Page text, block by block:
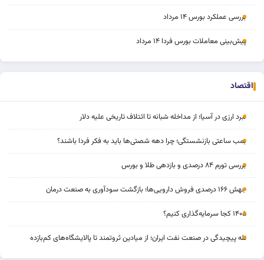
بررسی عملکرد بورس ۱۴ مرداد
پیش‌بینی معاملات بورس فردا ۱۴ مرداد
اقتصاد
نبرد ارزی در آسیا؛ از مداخله‌ شبانه تا ائتلاف تاریخی علیه دلار
بمب ساعتی بازنشستگی؛ چرا دهه شصتی‌ها باید به فکر فردا باشند؟
بررسی تورم ۸۴ درصدی و بازدهی طلا و بورس
جهش ۱۶۶ درصدی فروش دارویی‌ها؛ بازگشت سودآوری به صنعت درمان
۱۴۰۵ کجا سرمایه‌گذاری کنیم؟
تله پیچیدگی در صنعت نفت ایران؛ از میادین ثروتمند تا پالایشگاه‌های کم‌بازده